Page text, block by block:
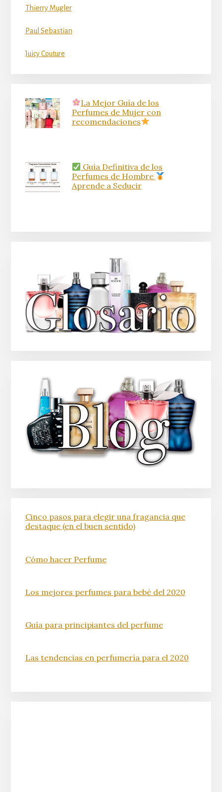
Thierry Mugler
Paul Sebastian
Juicy Couture
La Mejor Guía de los
Perfumes de Mujer con
recomendaciones
Guía Definitiva de los
Perfumes de Hombre
Aprende a Seducir
Cinco pasos para elegir una fragancia que
destaque (en el buen sentido)
Cómo hacer Perfume
Los mejores perfumes para bebé del 2020
Guía para principiantes del perfume
Las tendencias en perfumería para el 2020